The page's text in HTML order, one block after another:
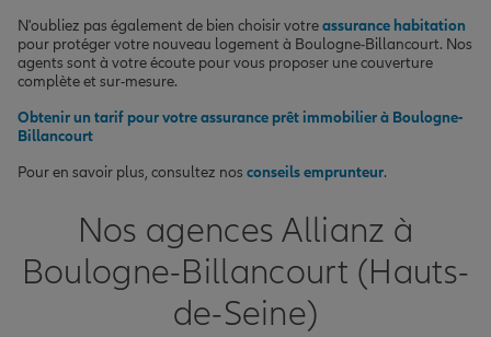
N'oubliez pas également de bien choisir votreassurance habitation
pour protéger votre nouveau logement à Boulogne-Billancourt. Nos
agents sont à votre écoute pour vous proposer une couverture
complète et sur-mesure.
Obtenir un tarif pour votre assurance prêt immobilier à Boulogne-
Billancourt
Pour en savoir plus, consultez nos conseils emprunteur.
Nos agences Allianz à
Boulogne-Billancourt (Hauts-
de-Seine)